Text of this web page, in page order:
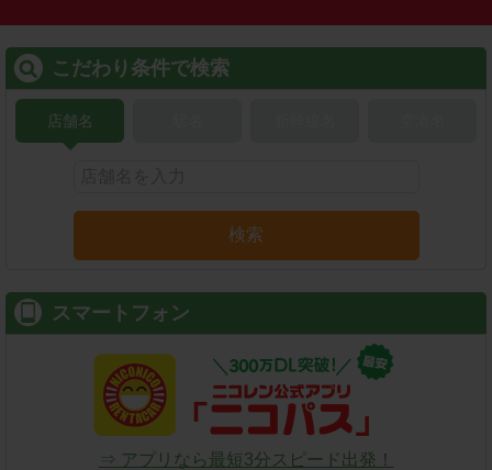
こだわり条件で検索
店舗名
検索
スマートフォン
⇒ アプリなら最短3分スピード出発！